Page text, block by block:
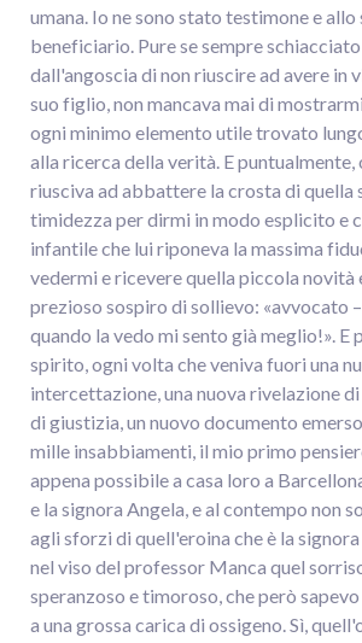
umana. Io ne sono stato testimone e
beneficiario. Pure se sempre
dall'angoscia di non riuscire ad avere in
suo figlio, non mancava mai di
ogni minimo elemento utile trovato
alla ricerca della verità. E puntualmente,
riusciva ad abbattere la crosta di quella
timidezza per dirmi in modo esplicito e
infantile che lui riponeva la massima
vedermi e ricevere quella piccola novità
prezioso sospiro di sollievo: «avvocato
quando la vedo mi sento già meglio!». E
spirito, ogni volta che veniva fuori una
intercettazione, una nuova rivelazione
di giustizia, un nuovo documento
mille insabbiamenti, il mio primo
appena possibile a casa loro a
e la signora Angela, e al contempo non
agli sforzi di quell'eroina che è la
nel viso del professor Manca quel
speranzoso e timoroso, che però
a una grossa carica di ossigeno. Sì,